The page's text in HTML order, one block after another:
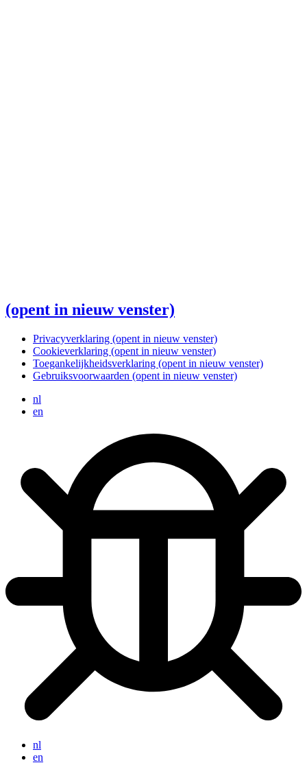
(opent in nieuw venster)
Privacyverklaring (opent in nieuw venster)
Cookieverklaring (opent in nieuw venster)
Toegankelijkheidsverklaring (opent in nieuw venster)
Gebruiksvoorwaarden (opent in nieuw venster)
nl
en
nl
en